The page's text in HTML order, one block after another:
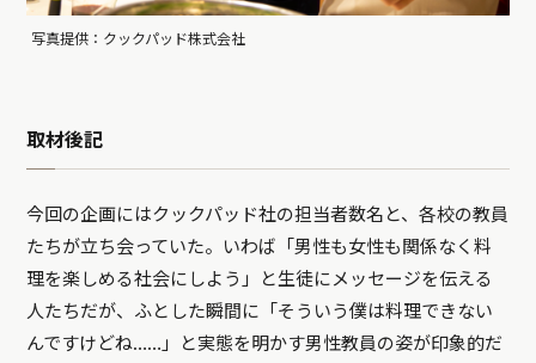
写真提供：クックパッド株式会社
取材後記
今回の企画にはクックパッド社の担当者数名と、各校の教員
たちが立ち会っていた。いわば「男性も女性も関係なく料
理を楽しめる社会にしよう」と生徒にメッセージを伝える
人たちだが、ふとした瞬間に「そういう僕は料理できない
んですけどね……」と実態を明かす男性教員の姿が印象的だ